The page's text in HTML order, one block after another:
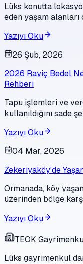
Lüks konutta
eden yaşam alanları
Yazıyı Oku
26 Şub, 2026
2026 Rayiç Bedel
Rehberi
Tapu işlemleri ve
kullanıldığını sade
Yazıyı Oku
04 Mar, 2026
Zekeriyaköy'de
Ormanada, köy
üzerinden bölge
Yazıyı Oku
TEOK
Lüks gayrimenkul